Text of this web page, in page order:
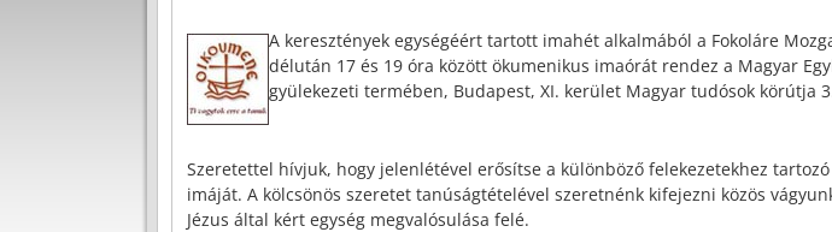
A keresztények egységéért tartott imahét alkalmából a Fokoláre
délután 17 és 19 óra között ökumenikus imaórát rendez a Magyar
gyülekezeti termében, Budapest, XI. kerület Magyar tudósok körútja
Szeretettel hívjuk, hogy jelenlétével erősítse a különböző felekezetekhez
imáját. A kölcsönös szeretet tanúságtételével szeretnénk kifejezni közös
Jézus által kért egység megvalósulása felé.